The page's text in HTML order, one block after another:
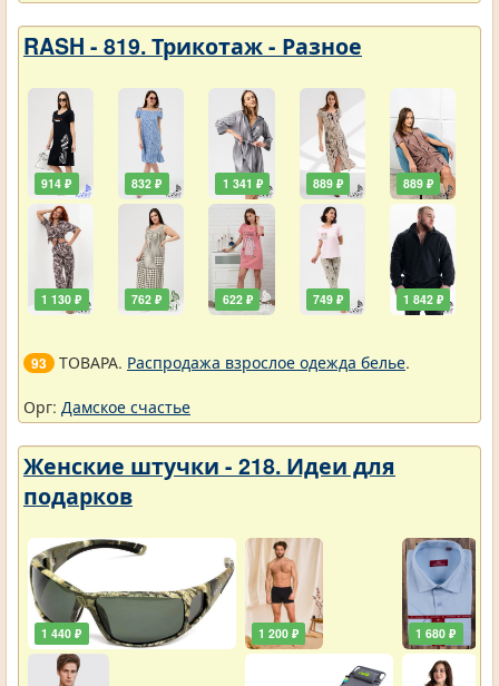
RASH - 819. Трикотаж - Разное
914 ₽
1 130 ₽
832 ₽
762 ₽
1 341 ₽
622 ₽
889 ₽
749 ₽
889 ₽
1 842 ₽
93 ТОВАРА. Распродажа взрослое одежда белье.
Орг: Дамское счастье
Женские штучки - 218. Идеи для
подарков
1 440 ₽ 1 200 ₽ 1 680 ₽